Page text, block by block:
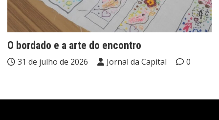
O bordado e a arte do encontro
31 de julho de 2026 Jornal da Capital 0